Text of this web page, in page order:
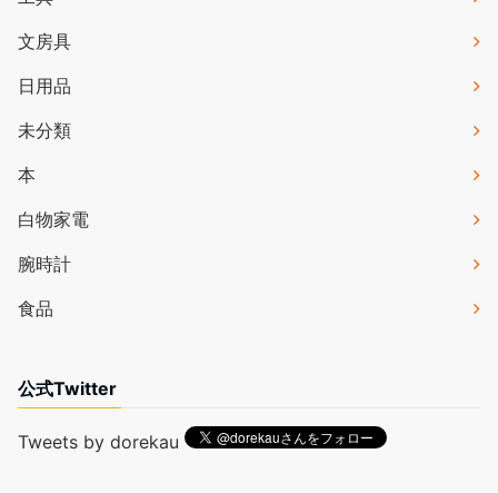
文房具
日用品
未分類
本
白物家電
腕時計
食品
公式Twitter
Tweets by dorekau